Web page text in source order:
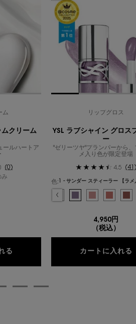
ール ミニ クラッチ、15/19
ー クチュール ミニ クラッチ、16/19
デン のカラー クチュール ミニ クラッチ、17/19
ープル のカラー クチュール ミニ クラッチ、18/
ンは在庫切れです, 850 - ビウィッチング ター
のカラー YSL ラブヌード リップ ステイン、1/5
カラー YSL ラブヌード リップ ステイン、2/5
ブラウン - のカラー YSL ラブヌード リップ ス
ーレッド - のカラー YSL ラブヌード リップ ス
ヌード - のカラー YSL ラブヌード リップ ステ
ム
クリーム
ールハートア
(0)
み
る ケアクラッシュ セラムクリーム
リップグロス
YSL ラブシャイン グロス
ー
"ゼリーツヤ"プランパーから、
メ入り色が限定登場
4.5 (41)
色:
色を選択してください {1} の場合
選択済み
44 - ヌード ラヴァリエール - フ
0 - クリスタル ダスト 【ラ
1 - サンダー スティ
2 - ラッキー
3 - メロ
4
4,950円
（税込）
カートに入れる
03 - ミ